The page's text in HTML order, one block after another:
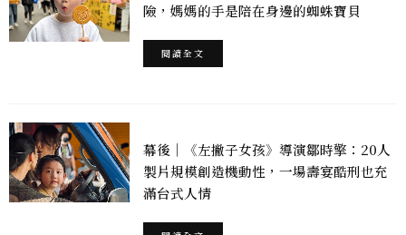
險，媽媽的手是陪在身邊的蜘蛛寶貝
閱讀全文
幕後｜《左撇子女孩》導演鄒時擎：20人
製片規模創造機動性，一場壽宴酷刑也充
滿台式人情